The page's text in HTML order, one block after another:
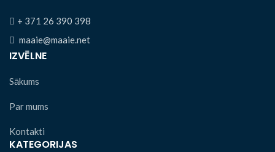
+ 371 26 390 398
maaie@maaie.net
IZVĒLNE
Sākums
Par mums
Kontakti
KATEGORIJAS